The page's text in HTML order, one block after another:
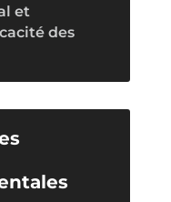
et
des